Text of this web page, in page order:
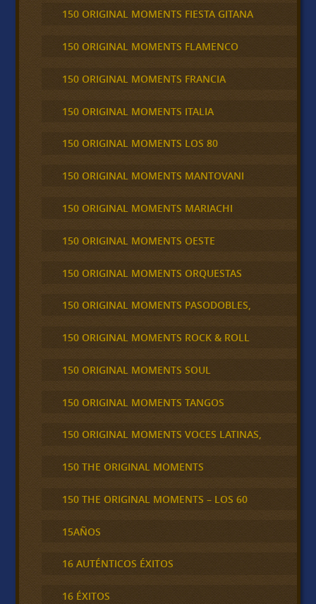
150 ORIGINAL MOMENTS FIESTA GITANA
150 ORIGINAL MOMENTS FLAMENCO
150 ORIGINAL MOMENTS FRANCIA
150 ORIGINAL MOMENTS ITALIA
150 ORIGINAL MOMENTS LOS 80
150 ORIGINAL MOMENTS MANTOVANI
150 ORIGINAL MOMENTS MARIACHI
150 ORIGINAL MOMENTS OESTE
150 ORIGINAL MOMENTS ORQUESTAS
150 ORIGINAL MOMENTS PASODOBLES,
150 ORIGINAL MOMENTS ROCK & ROLL
150 ORIGINAL MOMENTS SOUL
150 ORIGINAL MOMENTS TANGOS
150 ORIGINAL MOMENTS VOCES LATINAS,
150 THE ORIGINAL MOMENTS
150 THE ORIGINAL MOMENTS – LOS 60
15AÑOS
16 AUTÉNTICOS ÉXITOS
16 ÉXITOS